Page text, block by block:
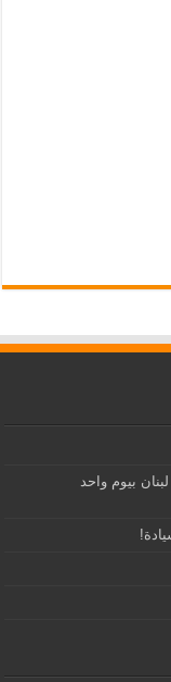
جنوب لبنان بيوم واحد